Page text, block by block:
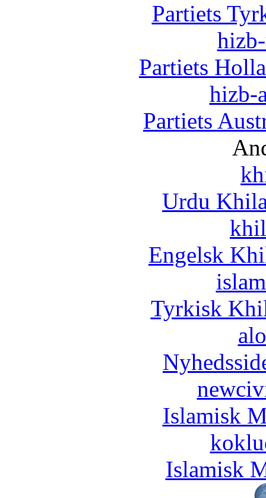
Partiets
Partiets
hizb-
Partiets
Urdu
Engelsk
Tyrkisk
Islamisk
Islamisk